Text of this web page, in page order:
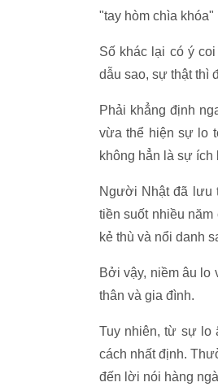
"tay hòm chìa
Số khác lại có ý
dẫu sao, sự thật thì
Phải khẳng định
vừa thể hiện sự lo
không hẳn là sự
Người Nhật đã lưu
tiền suốt nhiều
kẻ thù và nổi danh
Bởi vậy, niềm âu lo
thân và gia đình.
Tuy nhiên, từ sự lo
cách nhất định.
đến lời nói hàng